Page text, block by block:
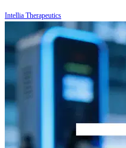
Intellia Therapeutics